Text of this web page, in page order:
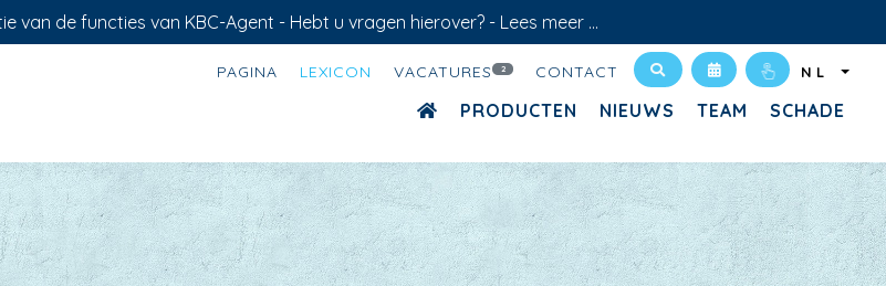
van de functies van KBC-Agent - Hebt u vragen hierover? - Lees meer ...
PAGINA LEXICON VACATURES 2 CONTACT NL
PRODUCTEN NIEUWS TEAM SCHADE